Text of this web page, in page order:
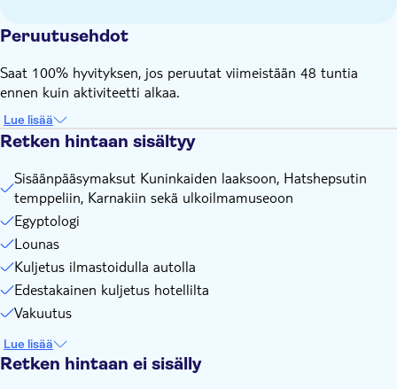
Gemma Resort, Emerald, Dream Lagune ja True Beach
olosuhteiden ja hotellin sijainnin mukaan.
Suosittelemme kysymään hotellin vastaanotosta take away -
aamiaisboksia päivää ennen retkipäivää. Jos
hotellimajoitukseesi sisältyy illallinen, järjestäthän hotellisi
vastaanotosta myöhäisen illallisen.
Ota mukaan:
Passi
Rennot vaatteet
Kamera ja vesipullo
Hattu, aurinkolasit ja aurinkovoide
Peruutusehdot
Saat 100% hyvityksen, jos peruutat viimeistään 48 tuntia
ennen kuin aktiviteetti alkaa.
Lue lisää
Retken hintaan sisältyy
Sisäänpääsymaksut Kuninkaiden laaksoon, Hatshepsutin
temppeliin, Karnakiin sekä ulkoilmamuseoon
Egyptologi
Lounas
Kuljetus ilmastoidulla autolla
Edestakainen kuljetus hotellilta
Vakuutus
Lue lisää
Retken hintaan ei sisälly